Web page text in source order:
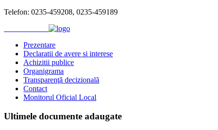
Telefon: 0235-459208, 0235-459189
Prezentare
Declaratii de avere si interese
Achizitii publice
Organigrama
Transparenţă decizională
Contact
Monitorul Oficial Local
Ultimele documente adaugate